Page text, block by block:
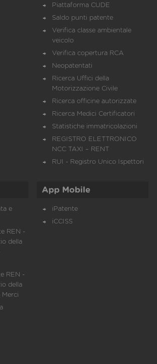
Piattaforma CUDE
Saldo punti patente
Verifica classe ambientale
veicolo
Verifica copertura RCA
Neopatentati
Ricerca Uffici della
Motorizzazione Civile
Ricerca officine autorizzate
Ricerca Medici Certificatori
Statistiche immatricolazioni
REGISTRO ELETTRONICO
NCC TAXI – RENT
RUI - Registro Unico Ispettori
e
REN -
della
REN -
della
Merci
App Mobile
iPatente
iCCISS